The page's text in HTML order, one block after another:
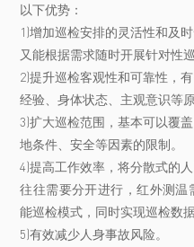
以下优势：
1)增加巡检安排的灵活性和及
又能根据需求随时开展针对性巡
2)提升巡检客观性和可靠性，
经验、身体状态、主观意识等
3)扩大巡检范围，基本可以覆
地条件、安全等因素的限制。
4)提高工作效率，将分散式的
往往需要分开进行，红外测
能巡检模式，同时实现巡检数
5)有效减少人身事故风险。